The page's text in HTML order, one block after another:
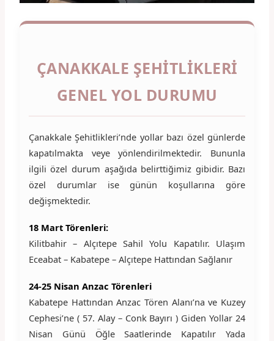
ÇANAKKALE ŞEHITLIKLERI
GENEL YOL DURUMU
Çanakkale Şehitlikleri’nde yollar bazı özel günlerde
kapatılmakta veye yönlendirilmektedir. Bununla
ilgili özel durum aşağıda belirttiğimiz gibidir. Bazı
özel durumlar ise günün koşullarına göre
değişmektedir.
18 Mart Törenleri:
Kilitbahir – Alçıtepe Sahil Yolu Kapatılır. Ulaşım
Eceabat – Kabatepe – Alçıtepe Hattından Sağlanır
24-25 Nisan Anzac Törenleri
Kabatepe Hattından Anzac Tören Alanı’na ve Kuzey
Cephesi’ne ( 57. Alay – Conk Bayırı ) Giden Yollar 24
Nisan Günü Öğle Saatlerinde Kapatılır Yada